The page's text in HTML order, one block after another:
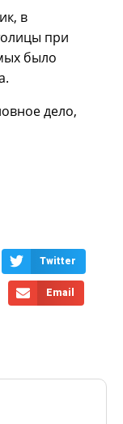
в
при
было
дело,
Twitter
Email